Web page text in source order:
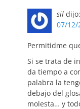
sil dijo:
07/12/
Permitidme
Si se trata de
da tiempo a
palabra la
debajo del
molesta… y